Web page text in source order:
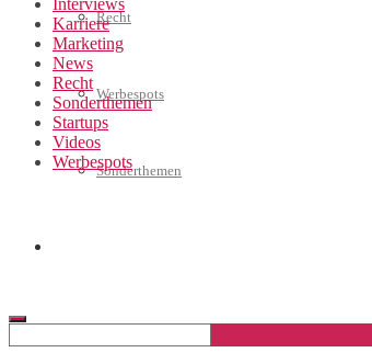
Recht
Werbespots
Sonderthemen
Interviews
Karriere
Marketing
News
Recht
Sonderthemen
Startups
Videos
Werbespots